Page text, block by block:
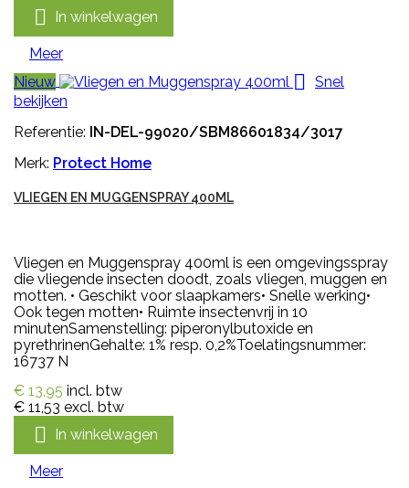
 In winkelwagen
Meer
Nieuw

Snel
bekijken
Referentie: IN-DEL-99020/SBM86601834/3017
Merk: Protect Home
VLIEGEN EN MUGGENSPRAY 400ML
Vliegen en Muggenspray 400ml is een omgevingsspray
die vliegende insecten doodt, zoals vliegen, muggen en
motten. • Geschikt voor slaapkamers• Snelle werking•
Ook tegen motten• Ruimte insectenvrij in 10
minutenSamenstelling: piperonylbutoxide en
pyrethrinenGehalte: 1% resp. 0,2%Toelatingsnummer:
16737 N
€ 13,95 incl. btw
€ 11,53 excl. btw
 In winkelwagen
Meer